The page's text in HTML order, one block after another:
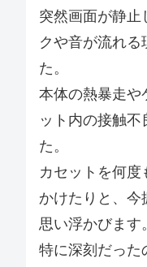
突然画面が静止
クや音が流れる
た。
本体の熱暴走や
ット内の接触不
た。
カセットを何度
かけたりと、今
思い浮かびます。
特に深刻だった